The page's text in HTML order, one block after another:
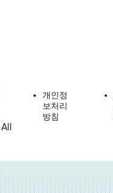
All
개인정
보처리
방침